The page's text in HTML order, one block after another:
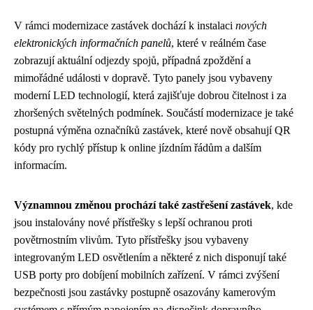
V rámci modernizace zastávek dochází k instalaci nových
elektronických informačních panelů, které v reálném čase
zobrazují aktuální odjezdy spojů, případná zpoždění a
mimořádné události v dopravě. Tyto panely jsou vybaveny
moderní LED technologií, která zajišťuje dobrou čitelnost i za
zhoršených světelných podmínek. Součástí modernizace je také
postupná výměna označníků zastávek, které nově obsahují QR
kódy pro rychlý přístup k online jízdním řádům a dalším
informacím.
Významnou změnou prochází také zastřešení zastávek, kde
jsou instalovány nové přístřešky s lepší ochranou proti
povětrnostním vlivům. Tyto přístřešky jsou vybaveny
integrovaným LED osvětlením a některé z nich disponují také
USB porty pro dobíjení mobilních zařízení. V rámci zvýšení
bezpečnosti jsou zastávky postupně osazovány kamerovým